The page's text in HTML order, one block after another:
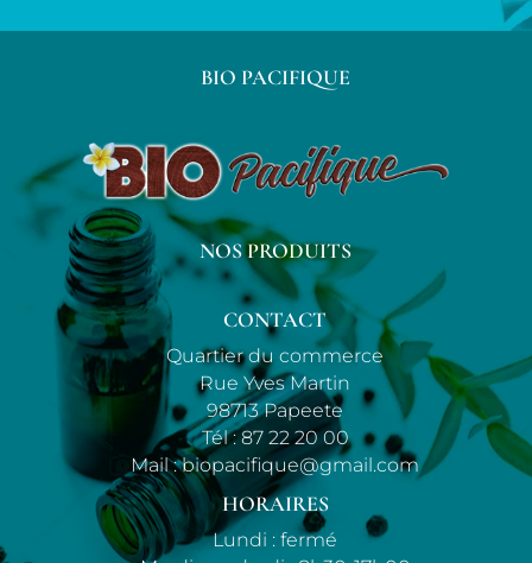
BIO PACIFIQUE
NOS PRODUITS
CONTACT
Quartier du commerce
Rue Yves Martin
98713 Papeete
Tél :87 22 20 00
Mail :biopacifique@gmail.com
HORAIRES
Lundi : fermé